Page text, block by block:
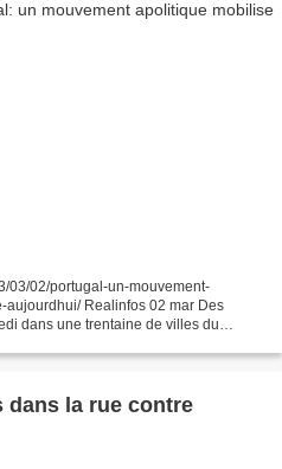
03/02/portugal-un-mouvement-
Realinfos 02 mar Des
dans une trentaine de villes du
dans la rue contre